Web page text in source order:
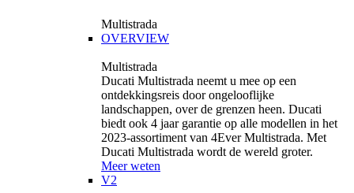
Multistrada
OVERVIEW
Multistrada
Ducati Multistrada neemt u mee op een
ontdekkingsreis door ongelooflijke
landschappen, over de grenzen heen. Ducati
biedt ook 4 jaar garantie op alle modellen in het
2023-assortiment van 4Ever Multistrada. Met
Ducati Multistrada wordt de wereld groter.
Meer weten
V2